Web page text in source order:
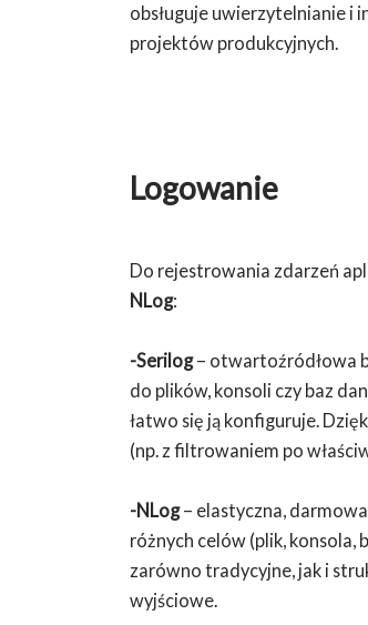
obsługuje uwierzytelnianie i
projektów produkcyjnych.
Logowanie
Do rejestrowania zdarzeń
NLog:
-Serilog– otwartoźródłowa
do plików, konsoli czy baz
łatwo się ją konfiguruje.
(np. z filtrowaniem po
-NLog– elastyczna,
różnych celów (plik, konsola,
zarówno tradycyjne, jak i
wyjściowe.